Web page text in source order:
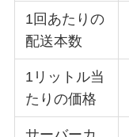
1回あたりの
配送本数
1リットル当
たりの価格